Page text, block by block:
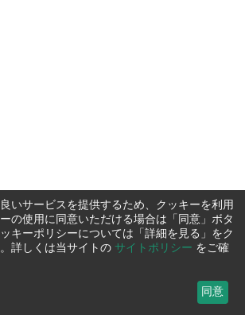
いサービスを提供するため、クッキーを利用
の使用に同意いただける場合は「同意」ボタ
キーポリシーについては「詳細を見る」をク
詳しくは当サイトの サイトポリシー をご確
同意